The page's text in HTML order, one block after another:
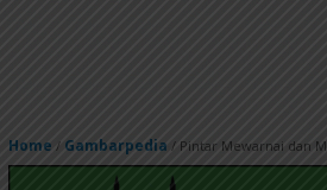
Home / Gambarpedia / Pintar Mewarnai dan